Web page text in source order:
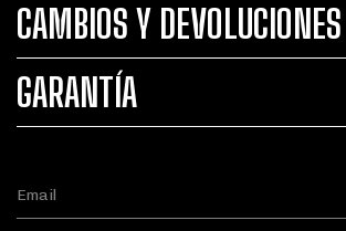
CAMBIOS Y DEVOLUCIONES
GARANTÍA